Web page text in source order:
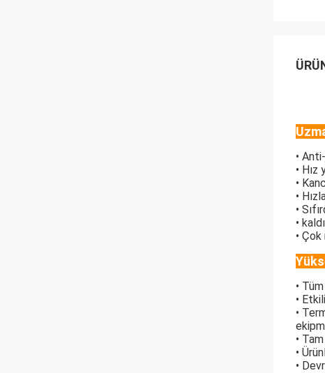
•
•
•
•
•
•
•
•
•
•
•
•
•